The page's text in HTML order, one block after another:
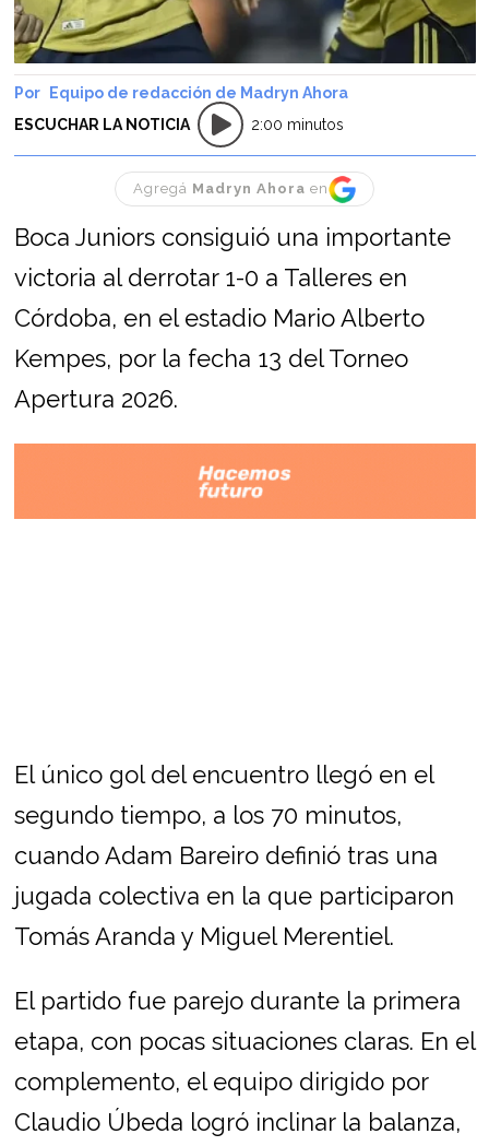
Equipo de redacción de Madryn Ahora
ESCUCHAR LA NOTICIA
2:00 minutos
Agregá Madryn Ahora en
Boca Juniors consiguió una importante
victoria al derrotar 1-0 a Talleres en
Córdoba, en el estadio Mario Alberto
Kempes, por la fecha 13 del Torneo
Apertura 2026.
El único gol del encuentro llegó en el
segundo tiempo, a los 70 minutos,
cuando Adam Bareiro definió tras una
jugada colectiva en la que participaron
Tomás Aranda y Miguel Merentiel.
El partido fue parejo durante la primera
etapa, con pocas situaciones claras. En el
complemento, el equipo dirigido por
Claudio Úbeda logró inclinar la balanza,